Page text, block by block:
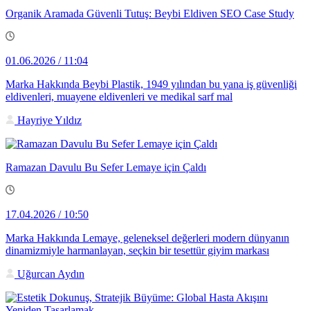
Organik Aramada Güvenli Tutuş: Beybi Eldiven SEO Case Study
01.06.2026 / 11:04
Marka Hakkında Beybi Plastik, 1949 yılından bu yana iş güvenliği
eldivenleri, muayene eldivenleri ve medikal sarf mal
Hayriye Yıldız
Ramazan Davulu Bu Sefer Lemaye için Çaldı
17.04.2026 / 10:50
Marka Hakkında Lemaye, geleneksel değerleri modern dünyanın
dinamizmiyle harmanlayan, seçkin bir tesettür giyim markası
Uğurcan Aydın